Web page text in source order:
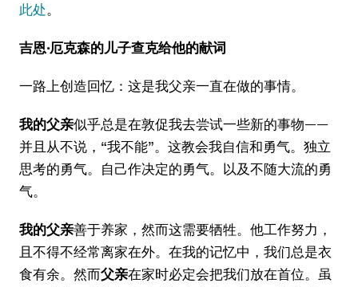
此处。
吉恩·厄克森的儿子查克给他的献词
一路上创造回忆：这是我父亲一直在做的事情。
我的父亲似乎总是在敦促我去尝试一些新的事物——
并且从不说，“我不能”。这教会我自信和勇气。独立
思考的勇气。自己作决定的勇气。以及不随大流的勇
气。
我的父亲善于养家，然而这需要牺牲。他工作努力，
且不得不经常离家在外。在我的记忆中，我们总是衣
食有余。然而父亲在家时必定会把我们放在首位。虽